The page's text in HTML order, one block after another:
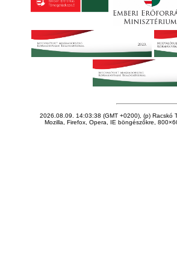
2026.08.09. 14:03:38 (GMT +0200), (p) Racskó
Mozilla, Firefox, Opera, IE böngészőkre,